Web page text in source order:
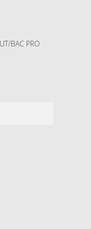
BAC PRO